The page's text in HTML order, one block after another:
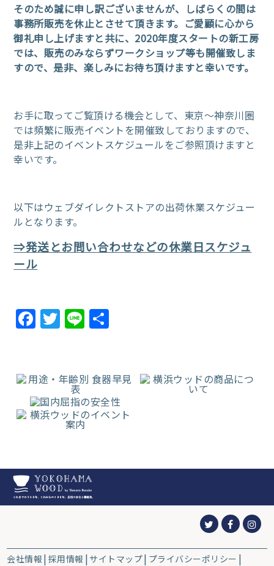
そのため誠に申し訳ございませんが、しばらくの間は
事務所販売を休止とさせて頂きます。ご愛顧に心から
御礼申し上げますと共に、2020年度スタートの新工房
では、販売のみならずワークショップ等も開催致しま
すので、是非、楽しみにお待ち頂けますと幸いです。
お手に取ってご覧頂ける機会として、東京～神奈川圏
では頻繁に販売イベントを開催致しておりますので、
是非上記のイベントスケジュールをご参照頂けますと
幸いです。
以下はウェブダイレクトストアの出荷休業スケジュー
ルとなります。
⇒発送とお問い合わせなどの休業日スケジュ
ール
FacebookTwitterLine
会社情報 採用情報 サイトマップ プライバシーポリシー